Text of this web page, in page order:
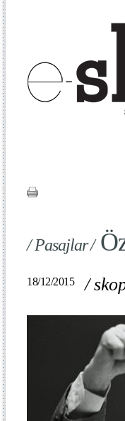
/ Pasajlar /
18/12/2015 /